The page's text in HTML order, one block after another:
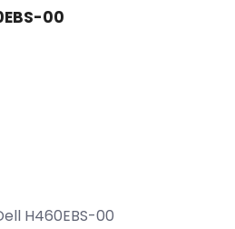
00
H460EBS-00